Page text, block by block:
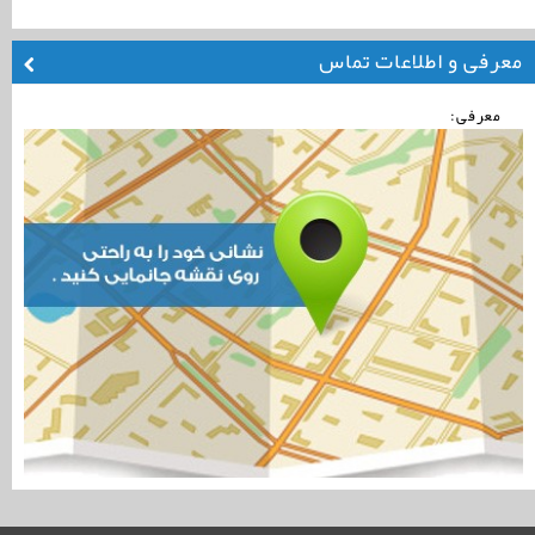
معرفی و اطلاعات تماس
معرفی: